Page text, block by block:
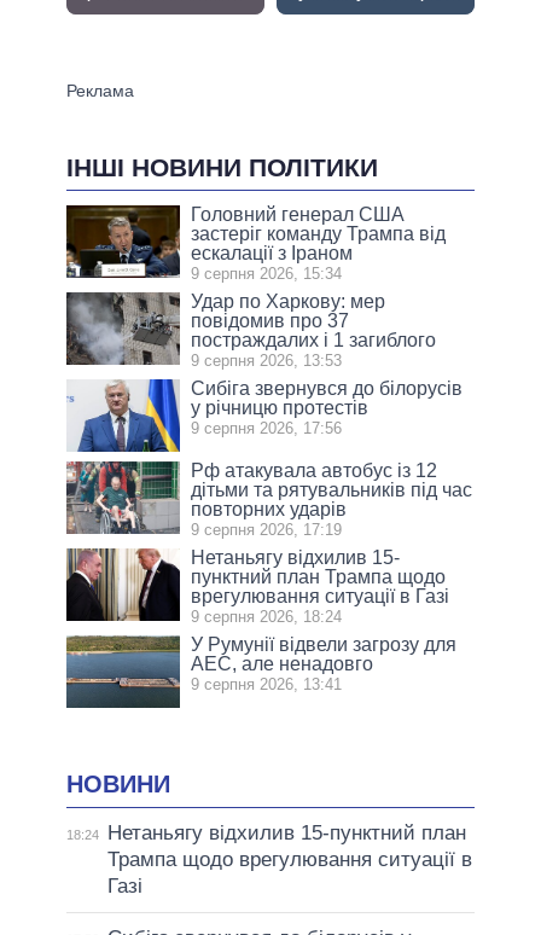
ІНШІ НОВИНИ ПОЛІТИКИ
Головний генерал США
застеріг команду Трампа від
ескалації з Іраном
9 серпня 2026, 15:34
Удар по Харкову: мер
повідомив про 37
постраждалих і 1 загиблого
9 серпня 2026, 13:53
Сибіга звернувся до білорусів
у річницю протестів
9 серпня 2026, 17:56
Рф атакувала автобус із 12
дітьми та рятувальників під час
повторних ударів
9 серпня 2026, 17:19
Нетаньягу відхилив 15-
пунктний план Трампа щодо
врегулювання ситуації в Газі
9 серпня 2026, 18:24
У Румунії відвели загрозу для
АЕС, але ненадовго
9 серпня 2026, 13:41
НОВИНИ
18:24
Нетаньягу відхилив 15-пунктний план
Трампа щодо врегулювання ситуації в
Газі